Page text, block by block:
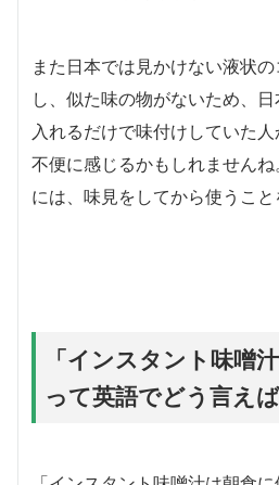
また日本では見かけない液状
し、似た味の物がないため、
入れるだけで味付けしていた
不便に感じるかもしれません
には、味見をしてから使うこと
「インスタント味噌
って英語でどう言え